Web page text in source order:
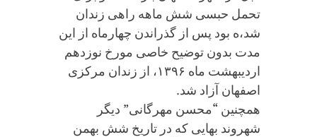
تحمل حبسی شش ماهه راهی زندان
شد،ه بود پس از گذراندن چهارماه از این
مدت بدون توضیح خاصی مورخ نوزدهم
اردیبهشت ماه ۱۳۹۶، از زندان مرکزی
اصفهان آزاد شد.
همچنین “محسن مهرگانی” دیگر
شهروند بهایی که در تاریخ شش بهمن